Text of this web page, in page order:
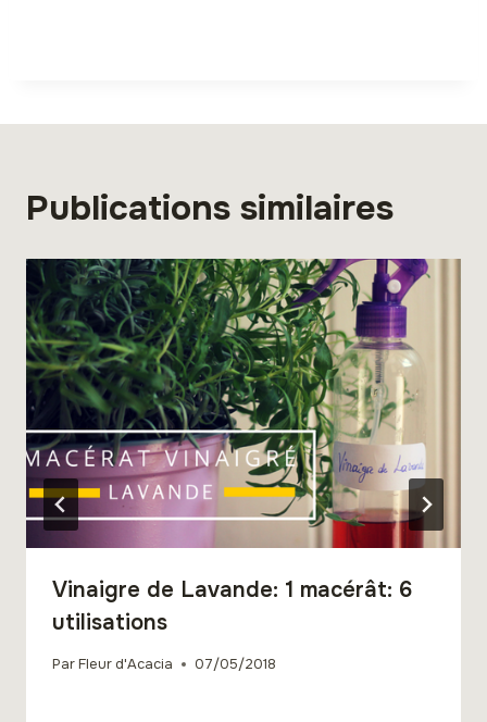
Publications similaires
Vinaigre de Lavande: 1 macérât: 6
utilisations
ParFleur d'Acacia 07/05/2018